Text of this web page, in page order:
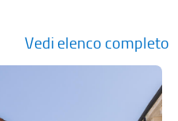
Vedi elenco completo